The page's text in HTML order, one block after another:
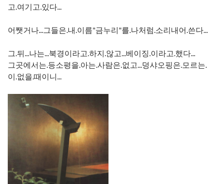
고.여기고.있다...
어쨋거나...그들은.내.이름"금누리"를.나처럼.소리내어.쓴다...
그.뒤...나는...북경이라고.하지.않고...베이징.이라고.했다...
그곳에서는.등소평을.아는.사람은.없고...덩샤오핑은.모르는.
이.없을.때이니...